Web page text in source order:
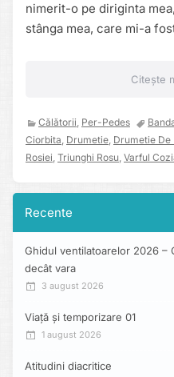
nimerit-o pe diriginta
stânga mea, care mi-a
Citește
Călătorii, Per-Pedes
Ciorbita, Drumetie, Drumetie De
Rosiei, Triunghi Rosu, Varful
Recente
Ghidul ventilatoarelor 2026 –
decât vara
3 august 2026
Viață și temporizare 01
1 august 2026
Atitudini diacritice